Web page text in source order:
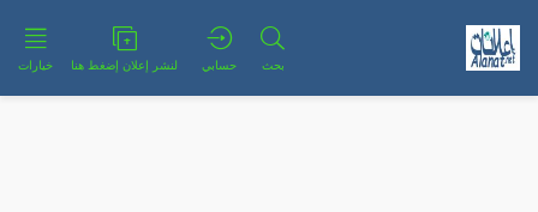
بحث حسابي لنشر إعلان إضغط هنا خيارات